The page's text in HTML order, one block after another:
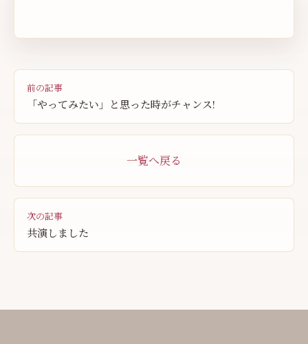
前の記事
「やってみたい」と思った時がチャンス!
一覧へ戻る
次の記事
共演しました